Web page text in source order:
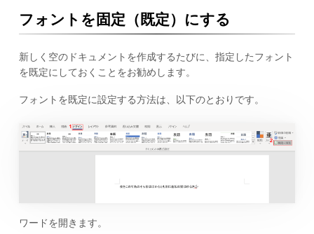
フォントを固定（既定）にする
新しく空のドキュメントを作成するたびに、指定したフォント
を既定にしておくことをお勧めします。
フォントを既定に設定する方法は、以下のとおりです。
ワードを開きます。